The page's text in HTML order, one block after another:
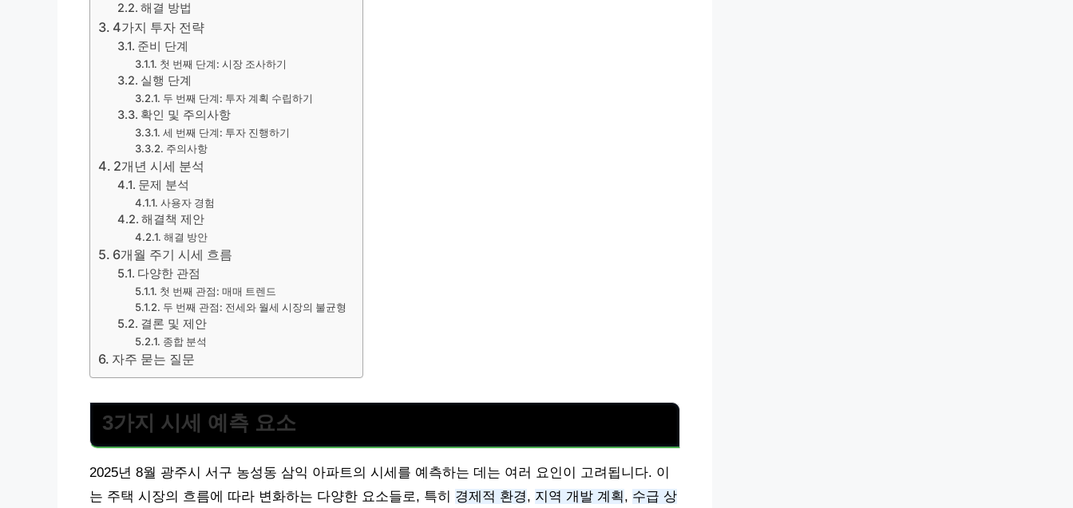
해결 방법
4가지 투자 전략
준비 단계
첫 번째 단계: 시장 조사하기
실행 단계
두 번째 단계: 투자 계획 수립하기
확인 및 주의사항
세 번째 단계: 투자 진행하기
주의사항
2개년 시세 분석
문제 분석
사용자 경험
해결책 제안
해결 방안
6개월 주기 시세 흐름
다양한 관점
첫 번째 관점: 매매 트렌드
두 번째 관점: 전세와 월세 시장의 불균형
결론 및 제안
종합 분석
자주 묻는 질문
3가지 시세 예측 요소
2025년 8월 광주시 서구 농성동 삼익 아파트의 시세를 예측하는 데는 여러 요인이 고려됩니다. 이
는 주택 시장의 흐름에 따라 변화하는 다양한 요소들로, 특히 경제적 환경, 지역 개발 계획, 수급 상